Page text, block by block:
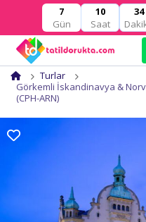
7
Gün
10
Saat
34
Turlar
Görkemli İskandinavya &
(CPH-ARN)